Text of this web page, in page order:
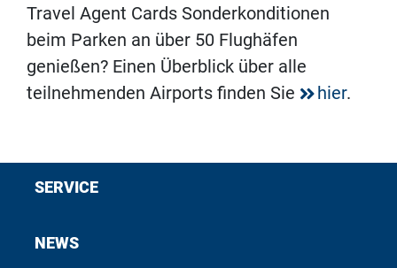
Travel Agent Cards Sonderkonditionen
beim Parken an über 50 Flughäfen
genießen? Einen Überblick über alle
teilnehmenden Airports finden Sie
hier.
SERVICE
NEWS